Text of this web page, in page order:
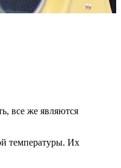
все же являются
температуры. Их